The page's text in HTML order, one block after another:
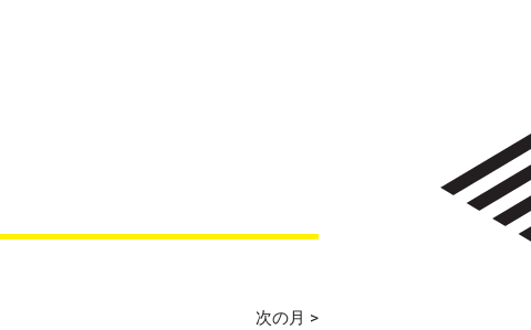
次の月 >